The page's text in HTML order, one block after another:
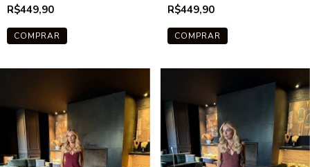
R$449,90
COMPRAR
R$449,90
COMPRAR